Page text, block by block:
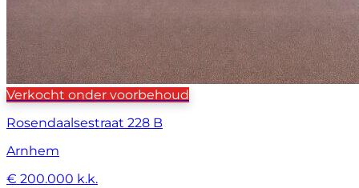
Verkocht onder voorbehoud
Rosendaalsestraat 228 B
Arnhem
€ 200.000 k.k.